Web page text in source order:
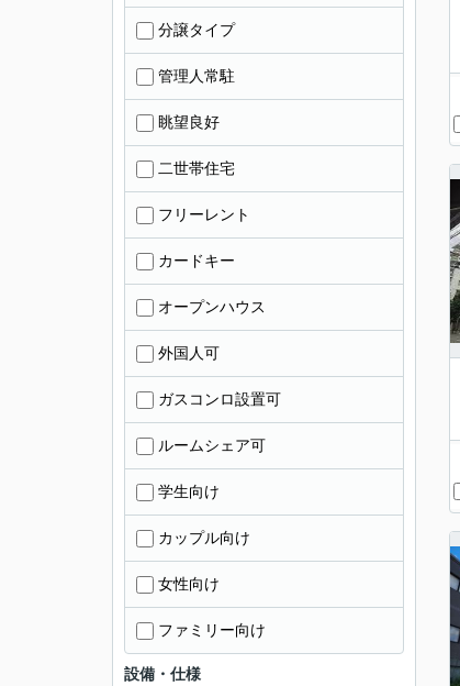
分譲タイプ
管理人常駐
眺望良好
二世帯住宅
フリーレント
カードキー
オープンハウス
外国人可
ガスコンロ設置可
ルームシェア可
学生向け
カップル向け
女性向け
ファミリー向け
設備・仕様